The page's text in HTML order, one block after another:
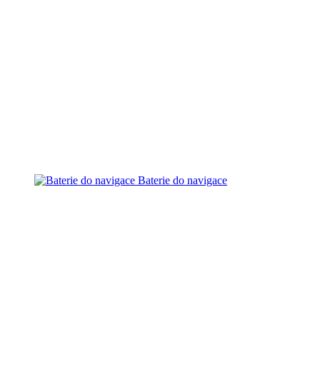
Baterie do navigace